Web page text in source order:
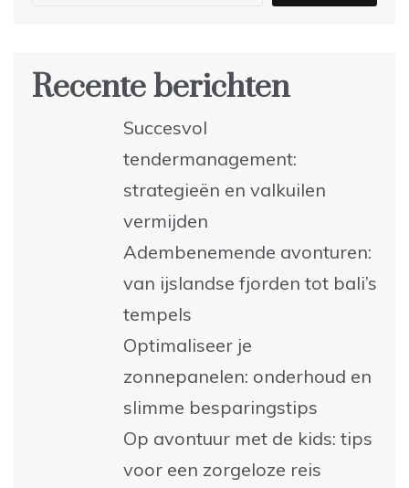
Recente berichten
Succesvol
tendermanagement:
strategieën en valkuilen
vermijden
Adembenemende avonturen:
van ijslandse fjorden tot bali’s
tempels
Optimaliseer je
zonnepanelen: onderhoud en
slimme besparingstips
Op avontuur met de kids: tips
voor een zorgeloze reis